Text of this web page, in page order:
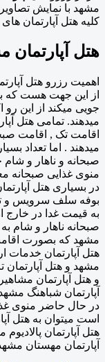
مشهد با نمایش
کلیه هتل آپارتمان
هتل آپارتمان
اهمیت رزرو هتل
از این جهت هست که
جویی میکند از این رو
میدهند. تمامی هتل
اقامت تک , اقامت
میدهند . اما تعداد
صبحانه و ناهار و
منوی غذایی صبحانه
در بسیاری هتل
بوفه سلف سرویس و
به قیمت غدا در خارج
صبحانه ناهار و شام
مشهد که بصورت اقامت
هتل آپارتمان خدمات
مشهد و هتل
و هتل آپارتمان
آپارتمان شباهنگ
در حال حاضر منوی
است میتوان به هتل
هتل آپارتمان
آپارتمان مهستان